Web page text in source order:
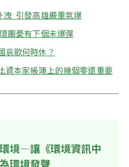
引發高雄嚴重氣爆
團憂有下個未爆彈
哀歌何時休？
資本家帳簿上的幾個零還重要
境—讓《環境資訊中
環境發聲